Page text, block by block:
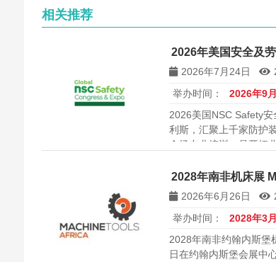
相关推荐
2026年美国安全及
2026年7月24日
举办时间：
2026年9
2026美国NSC Safety
利斯，汇聚上千家防护
余场专业培训，是开拓
美及全球安全买家资源
2028年南非机床展
2026年6月26日
举办时间：
2028年3
2028年南非约翰内斯堡
日在约翰内斯堡会展中